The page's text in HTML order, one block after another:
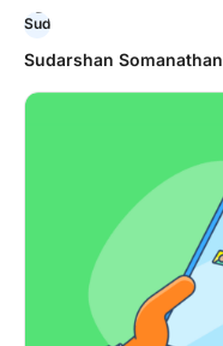
Sudarshan Somanathan